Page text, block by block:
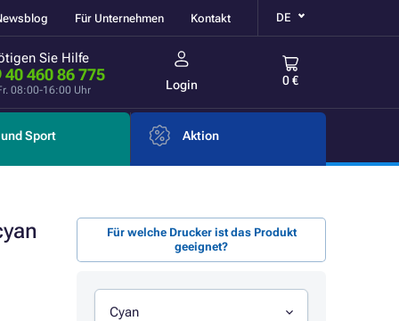
Für Unternehmen Kontakt DE
Sie Hilfe
40 460 86 775
08:00-16:00 Uhr Login 0 €
Sport Aktion
Für welche Drucker ist das Produkt
geeignet?
Cyan